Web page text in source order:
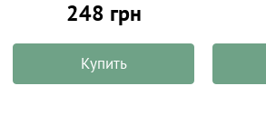
248 грн
Купить